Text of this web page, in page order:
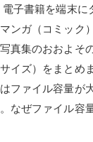
子書籍を端末に
ンガ（コミック
真集のおおよそ
イズ）をまとめ
ファイル容量が
なぜファイル容